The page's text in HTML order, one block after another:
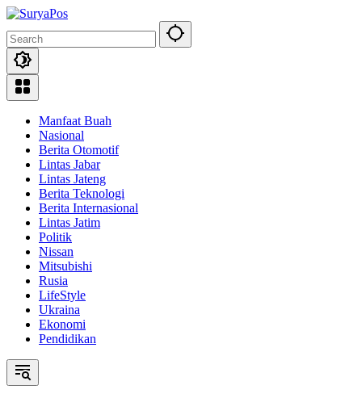
Skip
content
Manfaat Buah
Nasional
Berita Otomotif
Lintas Jabar
Lintas Jateng
Berita Teknologi
Berita Internasional
Lintas Jatim
Politik
Nissan
Mitsubishi
Rusia
LifeStyle
Ukraina
Ekonomi
Pendidikan